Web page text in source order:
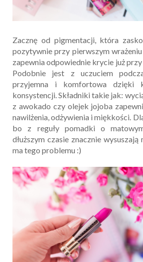
Zacznę od pigmentacji, która
pozytywnie przy pierwszym
zapewnia odpowiednie krycie już
Podobnie jest z uczuciem
przyjemna i komfortowa dzięki
konsystencji. Składniki takie jak:
z awokado czy olejek jojoba
nawilżenia, odżywienia i miękkości.
bo z reguły pomadki o
dłuższym czasie znacznie
ma tego problemu :)